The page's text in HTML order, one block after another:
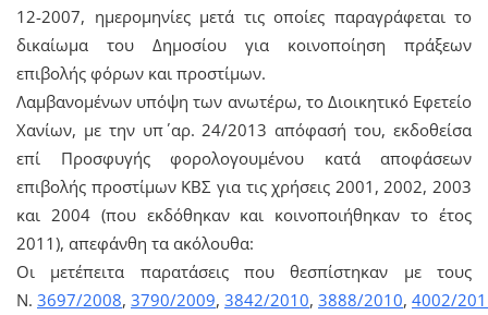
12-2007, ημερομηνίες μετά τις οποίες παραγράφεται το
δικαίωμα του Δημοσίου για κοινοποίηση πράξεων
επιβολής φόρων και προστίμων.
Λαμβανομένων υπόψη των ανωτέρω, το Διοικητικό Εφετείο
Χανίων, με την υπ΄ αρ. 24/2013 απόφασή του, εκδοθείσα
επί Προσφυγής φορολογουμένου κατά αποφάσεων
επιβολής προστίμων ΚΒΣ για τις χρήσεις 2001, 2002, 2003
και 2004 (που εκδόθηκαν και κοινοποιήθηκαν το έτος
2011), απεφάνθη τα ακόλουθα:
Οι μετέπειτα παρατάσεις που θεσπίστηκαν με τους
Ν. 3697/2008, 3790/2009, 3842/2010, 3888/2010, 4002/